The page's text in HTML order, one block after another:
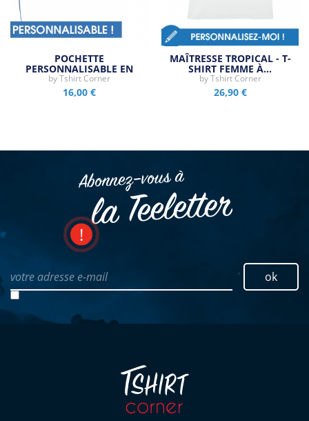
POCHETTE
PERSONNALISABLE EN
BASKETS
byTshirt Corner
16,00 €
MAÎTRESSE TROPICAL - T-
SHIRT FEMME À…
byTshirt Corner
26,90 €
Abonnez–vous à
la Teeletter
votre adresse e-mail ok